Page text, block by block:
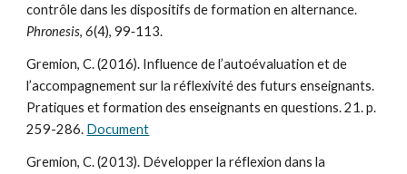
contrôle dans les dispositifs de formation en alternance.
Phronesis,6(4), 99‑113.
Gremion, C. (2016). Influence de l’autoévaluation et de
l’accompagnement sur la réflexivité des futurs enseignants.
Pratiques et formation des enseignants en questions. 21. p.
259-286. Document
Gremion, C. (2013). Développer la réflexion dans la